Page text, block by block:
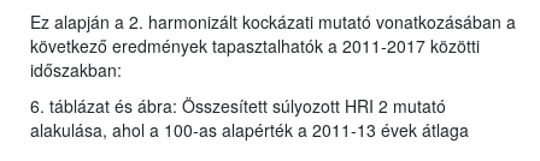
Ez alapján a 2. harmonizált kockázati mutató vonatkozásában a
következő eredmények tapasztalhatók a 2011-2017 közötti
időszakban:
6. táblázat és ábra: Összesített súlyozott HRI 2 mutató
alakulása, ahol a 100-as alapérték a 2011-13 évek átlaga